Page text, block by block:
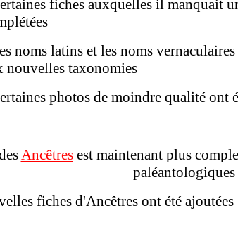
fiches auxquelles il manquait
noms latins et les noms
nouvelles taxonomies
photos de moindre qualité ont
Ancêtresest maintenant plus
paléantologiques
fiches d'Ancêtres ont été